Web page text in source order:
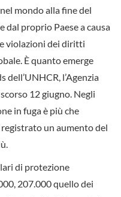
mondo alla fine del
dal proprio Paese a causa
violazioni dei diritti
È quanto emerge
l’Agenzia
12 giugno. Negli
in fuga è più che
un aumento del
di protezione
207.000 quello dei